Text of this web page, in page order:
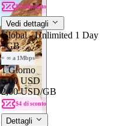
$4 di sconto
Vedi dettagli
Global - Unlimited 1 Day
3GB
+ ∞ a 1Mbps
1 Giorno
6,00 USD
2,00 USD/GB
$4 di sconto
Dettagli